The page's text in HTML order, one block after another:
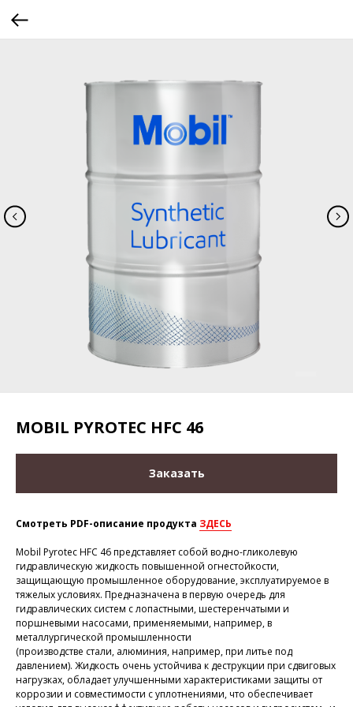
MOBIL PYROTEC HFC 46
Заказать
Смотреть PDF-описание продукта ЗДЕСЬ
Mobil Pyrotec HFC 46 представляет собой водно-гликолевую
гидравлическую жидкость повышенной огнестойкости,
защищающую промышленное оборудование, эксплуатируемое в
тяжелых условиях. Предназначена в первую очередь для
гидравлических систем с лопастными, шестеренчатыми и
поршневыми насосами, применяемыми, например, в
металлургической промышленности
(производстве стали, алюминия, например, при литье под
давлением). Жидкость очень устойчива к деструкции при сдвиговых
нагрузках, обладает улучшенными характеристиками защиты от
коррозии и совместимости с уплотнениями, что обеспечивает